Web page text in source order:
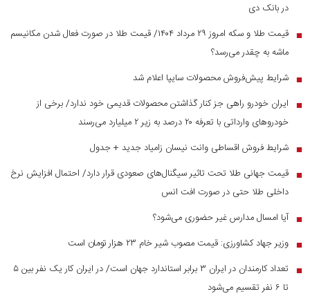
در بانک دی
■
قیمت طلا و سکه امروز ۲۹ مرداد ۱۴۰۴/ قیمت طلا در صورت فعال شدن مکانیسم
ماشه به چقدر می‌رسد؟
■ شرایط پیش‌فروش محصولات سایپا اعلام شد
■
ایران خودرو راهی جز کنار گذاشتن محصولات قدیمی خود ندارد/ برخی از
خودرو‌های وارداتی با تعرفه ۲۰ درصد به زیر ۲ میلیارد می‌رسند
■ شرایط فروش اقساطی وانت نیسان زامیاد جدید + جدول
■ قیمت جهانی طلا تحت تاثیر سیگنال‌های صعودی قرار دارد/ احتمال افزایش نرخ
داخلی طلا حتی در صورت افت انس
■ آیا امسال مدارس غیر حضوری می‌شود؟
■ وزیر جهاد کشاورزی: قیمت مصوب شیر خام ۲۳ هزار تومان است
■
تعداد کارمندان در ایران ۳ برابر استاندارد جهان است/ در ایران کار یک نفر بین ۵
تا ۶ نفر تقسیم می‌شود